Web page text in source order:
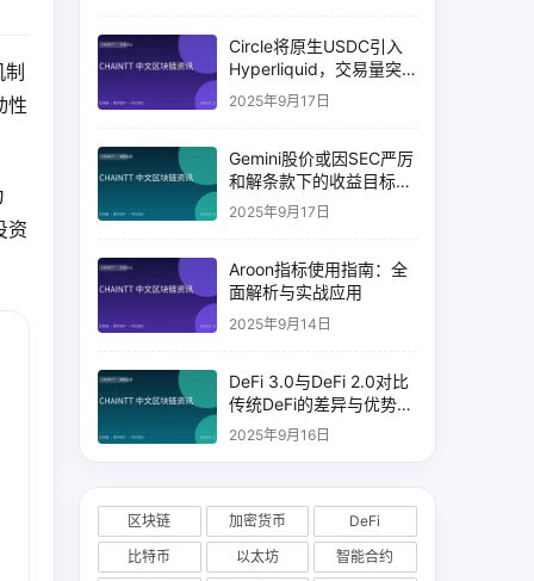
性
资
Circle将原生USDC引入
Hyperliquid，交易量突
破币安14%
2025年9月17日
Gemini股价或因SEC严厉
和解条款下的收益目标破
灭而下跌
2025年9月17日
Aroon指标使用指南：全
面解析与实战应用
2025年9月14日
DeFi 3.0与DeFi 2.0对比
传统DeFi的差异与优势分
析
2025年9月16日
区块链 加密货币
DeFi
比特币
以太坊
智能合约